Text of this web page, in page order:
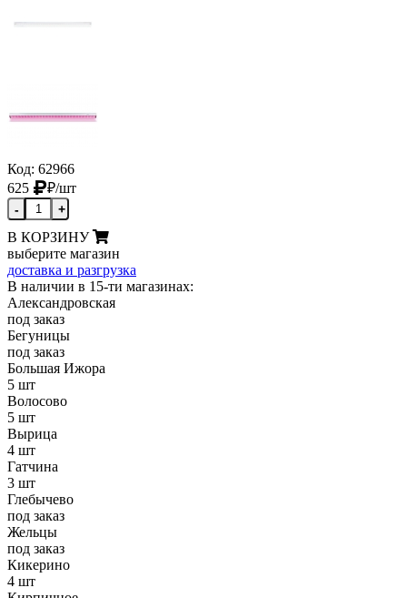
Код: 62966
625
₽/шт
- +
В КОРЗИНУ
выберите магазин
доставка и разгрузка
В наличии в 15-ти магазинах:
Александровская
под заказ
Бегуницы
под заказ
Большая Ижора
5 шт
Волосово
5 шт
Вырица
4 шт
Гатчина
3 шт
Глебычево
под заказ
Жельцы
под заказ
Кикерино
4 шт